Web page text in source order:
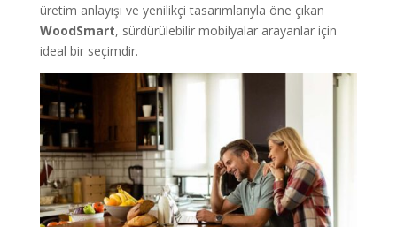
üretim anlayışı ve yenilikçi tasarımlarıyla öne çıkan
WoodSmart, sürdürülebilir mobilyalar arayanlar için
ideal bir seçimdir.